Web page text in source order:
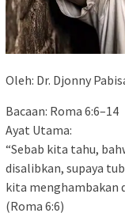
Oleh: Dr. Djonny
Bacaan: Roma 6:6–14
Ayat Utama:
“Sebab kita tahu,
disalibkan, supaya
kita menghambakan
(Roma 6:6)